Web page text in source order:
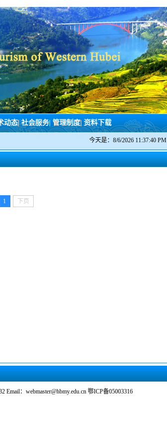
动态| 社会服务 管理制度 资料下载
今天是： 8/6/2026 11:37:40 PM
1 下页
：webmaster@hbmy.edu.cn 鄂ICP备05003316